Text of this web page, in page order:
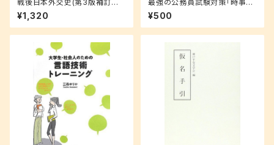
戦後日本外交史(第3版補訂版)
(有斐閣アルマ)
¥1,320
最強の公務員試験対策「時事
本」2026年度版
¥500